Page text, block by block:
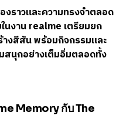
ราวและความทรงจำตลอด
นงาน realme เตรียมยก
งสีสัน พร้อมกิจกรรมและ
สนุกอย่างเต็มอิ่มตลอดทั้ง
Memory กับ The